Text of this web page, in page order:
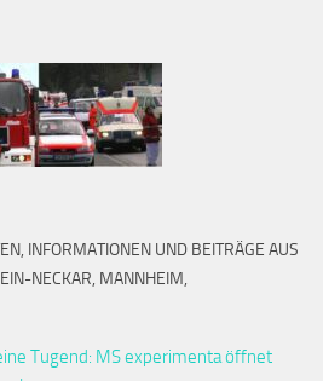
INFORMATIONEN UND BEITRÄGE AUS
NECKAR, MANNHEIM,
Tugend: MS experimenta öffnet